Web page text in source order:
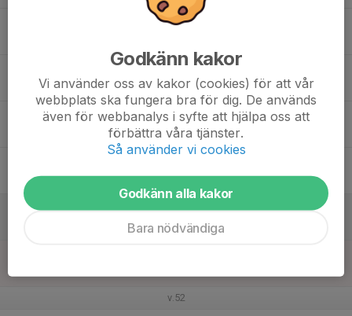
Träning IB dam
v.52
Godkänn kakor
Vi använder oss av kakor (cookies) för att vår
webbplats ska fungera bra för dig. De används
även för webbanalys i syfte att hjälpa oss att
förbättra våra tjänster.
Så använder vi cookies
Godkänn alla kakor
Bara nödvändiga